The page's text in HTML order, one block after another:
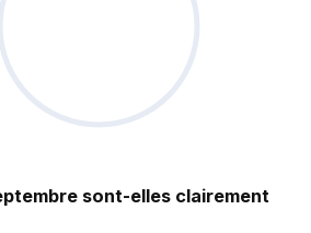
sont-elles clairement